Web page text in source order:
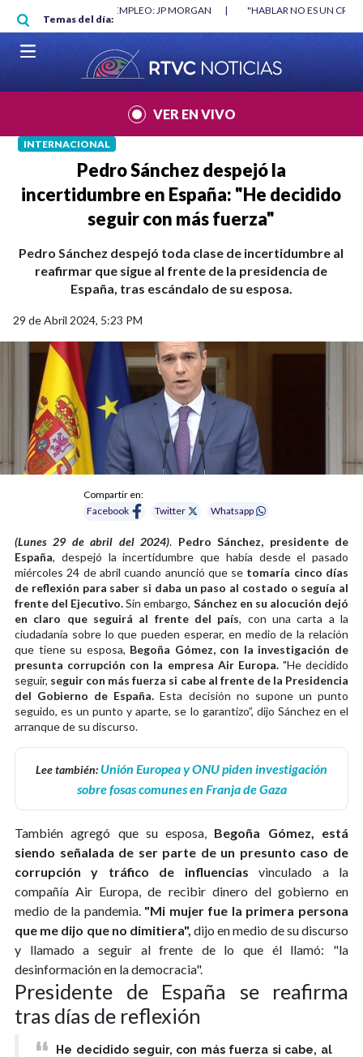
Pasar al contenido principal
Temas del día:
MÍNIMO NO DESTRUYÓ EMPLEO: JP MORGAN |
"HABLAR NO ES UN
MUNDIAL 2026
|
VER EN VIVO
INTERNACIONAL
Pedro Sánchez despejó la
incertidumbre en España: "He decidido
seguir con más fuerza"
Pedro Sánchez despejó toda clase de incertidumbre al
reafirmar que sigue al frente de la presidencia de
España, tras escándalo de su esposa.
29 de Abril 2024, 5:23 PM
Compartir en:
Facebook
Twitter Whatsapp
(Lunes 29 de abril del 2024). Pedro Sánchez, presidente de
España, despejó la incertidumbre que había desde el pasado
miércoles 24 de abril cuando anunció que se tomaría cinco días
de reflexión para saber si daba un paso al costado o seguía al
frente del Ejecutivo.Sin embargo, Sánchez en su alocución dejó
en claro que seguirá al frente del país, con una carta a la
ciudadanía sobre lo que pueden esperar, en medio de la relación
que tiene su esposa, Begoña Gómez, con la investigación de
presunta corrupción con la empresa Air Europa."He decidido
seguir, seguir con más fuerza si cabe al frente de la Presidencia
del Gobierno de España. Esta decisión no supone un punto
seguido, es un punto y aparte, se lo garantizo”, dijo Sánchez en el
arranque de su discurso.
Lee también: Unión Europea y ONU piden investigación
sobre fosas comunes en Franja de Gaza
También agregó que su esposa, Begoña Gómez, está
siendo señalada de ser parte de un presunto caso de
corrupción y tráfico de influencias vinculado a la
compañía Air Europa, de recibir dinero del gobierno en
medio de la pandemia. "Mi mujer fue la primera persona
que me dijo que no dimitiera", dijo en medio de su discurso
y llamado a seguir al frente de lo que él llamó: "la
desinformación en la democracia".
Presidente de España se reafirma
tras días de reflexión
He decidido seguir, con más fuerza si cabe, al